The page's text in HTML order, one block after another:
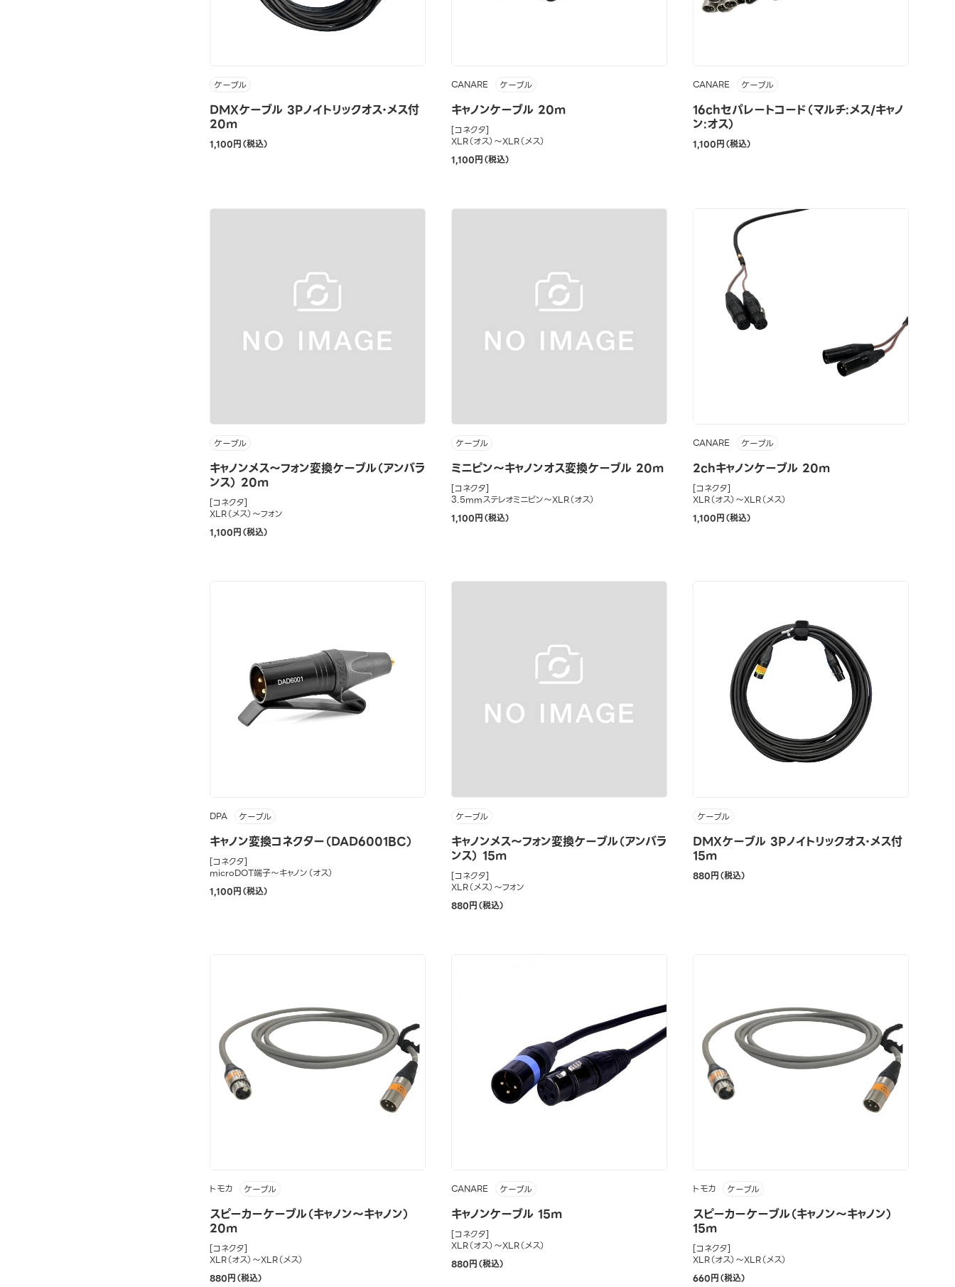
ケーブル
DMXケーブル 3Pノイトリックオス・メス付
20m
1,100円（税込）
CANARE ケーブル
キャノンケーブル 20m
[コネクタ]
XLR（オス）～XLR（メス）
1,100円（税込）
CANARE ケーブル
16chセパレートコード（マルチ:メス/キャノ
ン:オス）
1,100円（税込）
ケーブル
キャノンメス～フォン変換ケーブル（アンバラ
ンス） 20m
[コネクタ]
XLR（メス）～フォン
1,100円（税込）
ケーブル
ミニピン～キャノンオス変換ケーブル 20m
[コネクタ]
3.5mmステレオミニピン～XLR（オス）
1,100円（税込）
CANARE ケーブル
2chキャノンケーブル 20m
[コネクタ]
XLR（オス）～XLR（メス）
1,100円（税込）
DPA ケーブル
キャノン変換コネクター（DAD6001BC）
[コネクタ]
microDOT端子～キャノン（オス）
1,100円（税込）
ケーブル
キャノンメス～フォン変換ケーブル（アンバラ
ンス） 15m
[コネクタ]
XLR（メス）～フォン
880円（税込）
ケーブル
DMXケーブル 3Pノイトリックオス・メス付
15m
880円（税込）
トモカ ケーブル
スピーカーケーブル（キャノン～キャノン）
20m
[コネクタ]
XLR（オス）～XLR（メス）
880円（税込）
CANARE ケーブル
キャノンケーブル 15m
[コネクタ]
XLR（オス）～XLR（メス）
880円（税込）
トモカ ケーブル
スピーカーケーブル（キャノン～キャノン）
15m
[コネクタ]
XLR（オス）～XLR（メス）
660円（税込）